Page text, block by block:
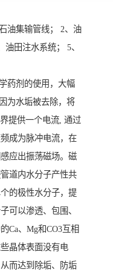
油集输管线； 2、油
田注水系统； 5、
药剂的使用，大幅
为水垢被去除，将
提供一个电流, 通过
成为脉冲电流，在
应出振荡磁场。磁
道内水分子产性共
的极性水分子，提
可以渗透、包围、
Ca、Mg和CO3互相
晶体表面没有电
而达到除垢、防垢